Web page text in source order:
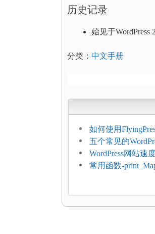
历史记录
始见于WordPress
分类： 中文手册
如何使用
网页指标（CWV
五个常见的
WordPress网站速
常用函数-